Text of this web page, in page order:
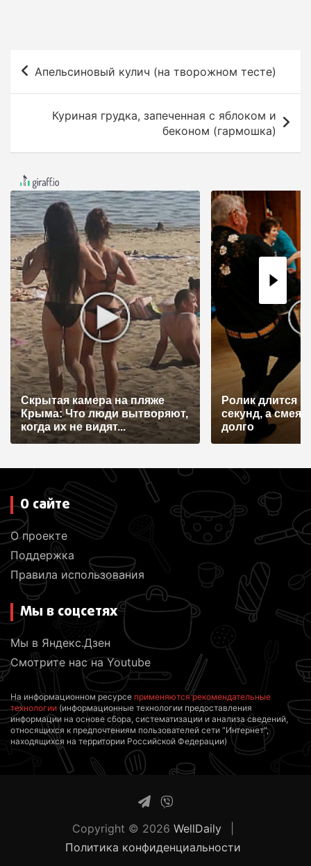
г
ц
и
я
п
о
з
а
п
и
с
я
м
Апельсиновый кулич (на творожном тесте)
Куриная грудка, запеченная с яблоком и
беконом (гармошка)
Скрытая камера на пляже
Крыма: Что люди вытворяют,
когда их не видят...
Ролик длится
секунд, а
долго
О сайте
О проекте
Поддержка
Правила использования
Мы в соцсетях
Мы в Яндекс.Дзен
Смотрите нас на Youtube
На информационном ресурсе применяются рекомендательные
технологии (информационные технологии предоставления
информации на основе сбора, систематизации и анализа сведений,
относящихся к предпочтениям пользователей сети "Интернет",
находящихся на территории Российской Федерации)
Copyright © 2026 WellDaily
Политика конфиденциальности